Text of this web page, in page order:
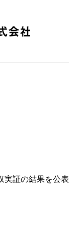
実証の結果を公表